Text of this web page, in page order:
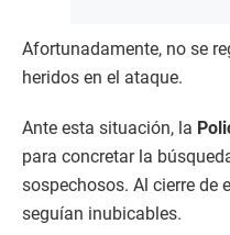
Afortunadamente, no se
heridos en el ataque.
Ante esta situación, la
para concretar la
sospechosos. Al cierre de
seguían inubicables.